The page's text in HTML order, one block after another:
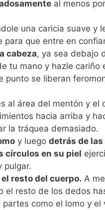
al menos
una caricia suave y
para que entre en
cabeza, ya sea debajo
tu mano y hazle
punto se liberan
al área del mentón y el
hacia arriba y
la tráquea demasiado.
y luego detrás de las
círculos en su piel
pulgar.
resto del cuerpo. A
el resto de los dedos
partes como el lomo y